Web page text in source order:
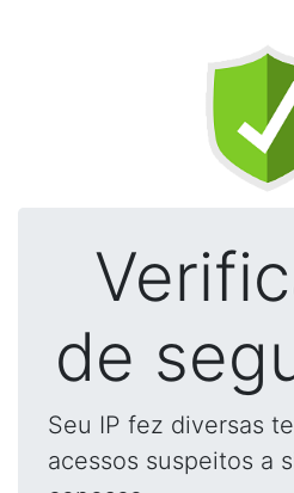
de
Seu IP fez diversas
acessos suspeitos a